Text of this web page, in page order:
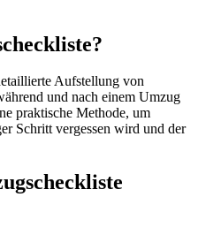
Aufstellung von
und nach einem Umzug
praktische Methode, um
Schritt vergessen wird und der